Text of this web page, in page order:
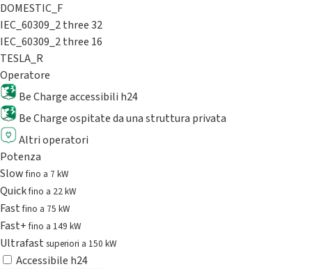
DOMESTIC_F
IEC_60309_2 three 32
IEC_60309_2 three 16
TESLA_R
Operatore
Be Charge accessibili h24
Be Charge ospitate da una struttura privata
Altri operatori
Potenza
Slowfino a 7 kW
Quickfino a 22 kW
Fastfino a 75 kW
Fast+fino a 149 kW
Ultrafast superiori a 150 kW
Accessibile h24